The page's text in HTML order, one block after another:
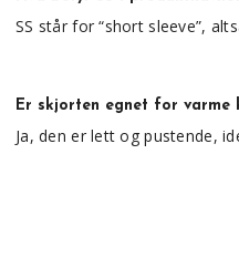
SS står for “short sleeve”,
Er skjorten egnet for varme
Ja, den er lett og pustende,